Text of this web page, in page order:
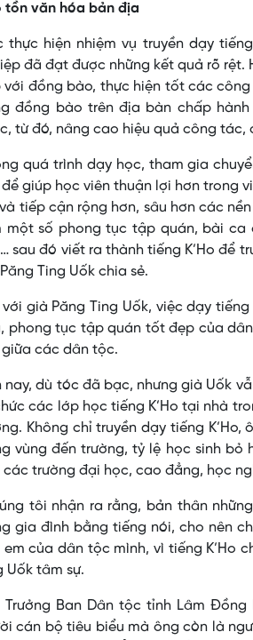
tồn văn hóa bản địa
thực hiện nhiệm vụ truyền dạy
đã đạt được những kết quả rõ rệt.
với đồng bào, thực hiện tốt các
đồng bào trên địa bàn chấp
từ đó, nâng cao hiệu quả công tác,
quá trình dạy học, tham gia
để giúp học viên thuận lợi hơn trong
tiếp cận rộng hơn, sâu hơn các
một số phong tục tập quán, bài ca
sau đó viết ra thành tiếng K’Ho để
Ting Uốk chia sẻ.
già Păng Ting Uốk, việc dạy
phong tục tập quán tốt đẹp của
giữa các dân tộc.
nay, dù tóc đã bạc, nhưng già Uốk
các lớp học tiếng K’Ho tại nhà
Không chỉ truyền dạy tiếng
vùng đến trường, tỷ lệ học sinh
các trường đại học, cao đẳng, học
tôi nhận ra rằng, bản thân
gia đình bằng tiếng nói, cho nên
em của dân tộc mình, vì tiếng K’Ho
Uốk tâm sự.
Trưởng Ban Dân tộc tỉnh Lâm
cán bộ tiêu biểu mà ông còn là